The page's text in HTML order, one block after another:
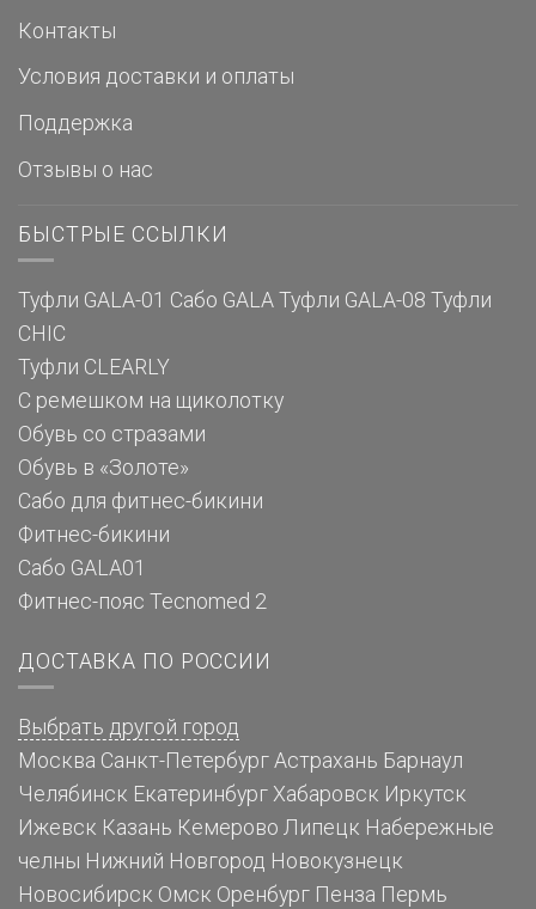
Контакты
Условия доставки и оплаты
Поддержка
Отзывы о нас
БЫСТРЫЕ ССЫЛКИ
Туфли GALA-01 Сабо GALA Туфли GALA-08 Туфли
CHIC
Туфли CLEARLY
С ремешком на щиколотку
Обувь со стразами
Обувь в «Золоте»
Сабо для фитнес-бикини
Фитнес-бикини
Сабо GALA01
Фитнес-пояс Tecnomed 2
ДОСТАВКА ПО РОССИИ
Выбрать другой город
Москва Санкт-Петербург Астрахань Барнаул
Челябинск Екатеринбург Хабаровск Иркутск
Ижевск Казань Кемерово Липецк Набережные
челны Нижний Новгород Новокузнецк
Новосибирск Омск Оренбург Пенза Пермь